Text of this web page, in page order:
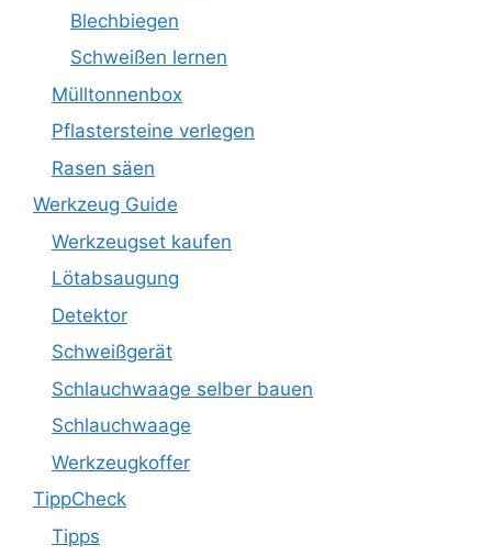
Blechbiegen
Schweißen lernen
Mülltonnenbox
Pflastersteine verlegen
Rasen säen
Werkzeug Guide
Werkzeugset kaufen
Lötabsaugung
Detektor
Schweißgerät
Schlauchwaage selber bauen
Schlauchwaage
Werkzeugkoffer
TippCheck
Tipps